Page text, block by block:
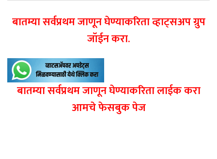
बातम्या सर्वप्रथम जाणून घेण्याकरिता व्हाट्सअप ग्रुप
जॉईन करा.
बातम्या सर्वप्रथम जाणून घेण्याकरिता लाईक करा
आमचे फेसबुक पेज